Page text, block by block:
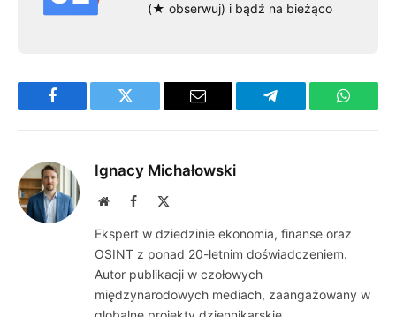
(★ obserwuj) i bądź na bieżąco
Facebook Twitter Email Telegram
Ignacy Michałowski
WebsiteFacebook
Ekspert w dziedzinie ekonomia, finanse oraz
OSINT z ponad 20-letnim doświadczeniem.
Autor publikacji w czołowych
międzynarodowych mediach, zaangażowany w